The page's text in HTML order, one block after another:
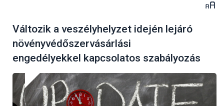
Változik a veszélyhelyzet idején lejáró
növényvédőszervásárlási
engedélyekkel kapcsolatos szabályozás